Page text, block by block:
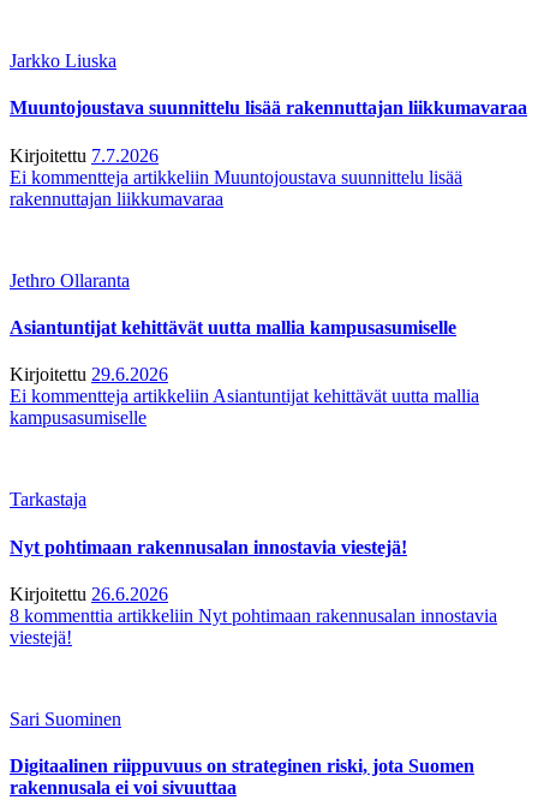
Jarkko Liuska
Muuntojoustava suunnittelu lisää rakennuttajan liikkumavaraa
Kirjoitettu 7.7.2026
Ei kommentteja artikkeliin Muuntojoustava suunnittelu lisää
rakennuttajan liikkumavaraa
Jethro Ollaranta
Asiantuntijat kehittävät uutta mallia kampusasumiselle
Kirjoitettu 29.6.2026
Ei kommentteja artikkeliin Asiantuntijat kehittävät uutta mallia
kampusasumiselle
Tarkastaja
Nyt pohtimaan rakennusalan innostavia viestejä!
Kirjoitettu 26.6.2026
8 kommenttia artikkeliin Nyt pohtimaan rakennusalan innostavia
viestejä!
Sari Suominen
Digitaalinen riippuvuus on strateginen riski, jota Suomen
rakennusala ei voi sivuuttaa